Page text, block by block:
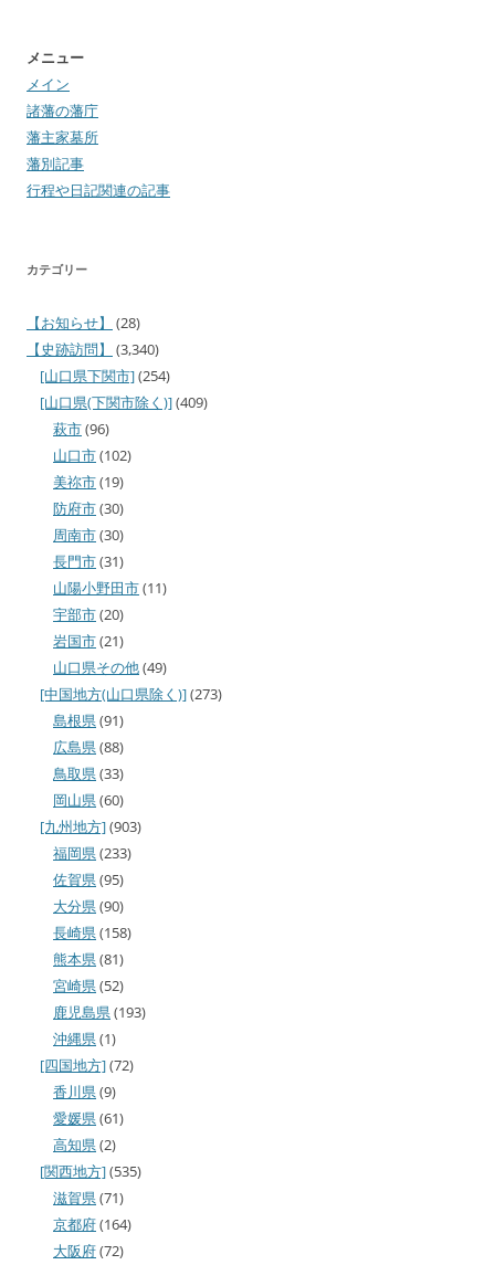
メニュー
メイン
諸藩の藩庁
藩主家墓所
藩別記事
行程や日記関連の記事
カテゴリー
【お知らせ】
(28)
【史跡訪問】
(3,340)
[山口県下関市](254)
[山口県(下関市除く)](409)
萩市(96)
山口市(102)
美祢市(19)
防府市(30)
周南市(30)
長門市(31)
山陽小野田市(11)
宇部市(20)
岩国市(21)
山口県その他(49)
[中国地方(山口県除く)](273)
島根県(91)
広島県(88)
鳥取県(33)
岡山県(60)
[九州地方](903)
福岡県(233)
佐賀県(95)
大分県(90)
長崎県(158)
熊本県(81)
宮崎県(52)
鹿児島県(193)
沖縄県(1)
[四国地方](72)
香川県(9)
愛媛県(61)
高知県(2)
[関西地方](535)
滋賀県(71)
京都府(164)
大阪府(72)